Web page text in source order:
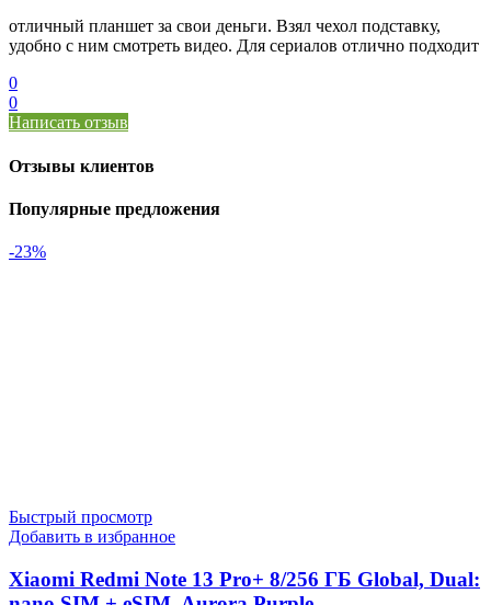
отличный планшет за свои деньги. Взял чехол подставку,
удобно с ним смотреть видео. Для сериалов отлично подходит
0
0
Написать отзыв
Отзывы клиентов
Популярные предложения
-23%
Быстрый просмотр
Добавить в избранное
Xiaomi Redmi Note 13 Pro+ 8/256 ГБ Global, Dual: